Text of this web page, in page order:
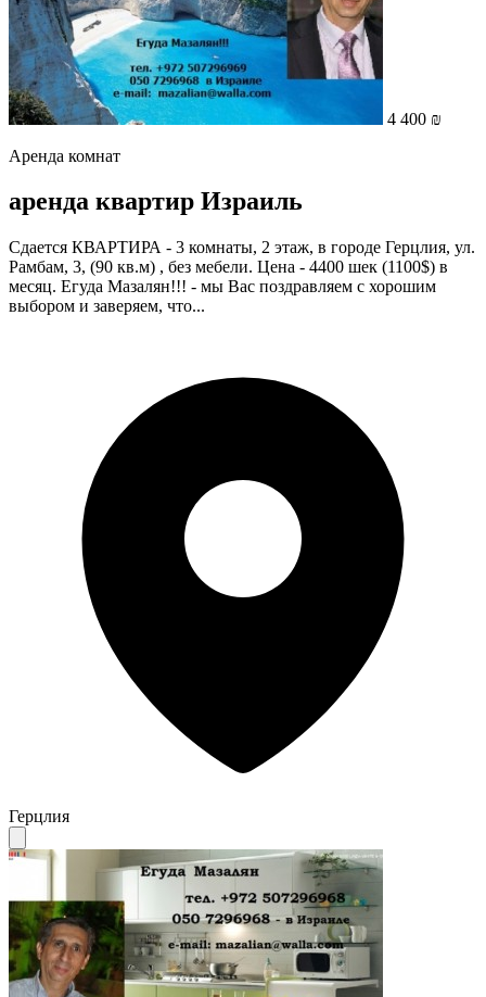
4 400 ₪
Аренда комнат
аренда квартир Израиль
Сдается КВАРТИРА - 3 комнаты, 2 этаж, в городе Герцлия, ул.
Рамбам, 3, (90 кв.м) , без мебели. Цена - 4400 шек (1100$) в
месяц. Егуда Мазалян!!! - мы Вас поздравляем с хорошим
выбором и заверяем, что...
Герцлия